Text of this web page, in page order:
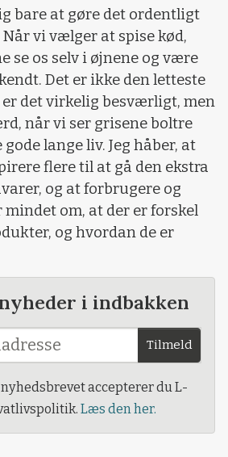
bare at gøre det ordentligt
vi vælger at spise kød,
se os selv i øjnene og være
Det er ikke den letteste
det virkelig besværligt, men
når vi ser grisene boltre
lange liv. Jeg håber, at
flere til at gå den ekstra
og at forbrugere og
mindet om, at der er forskel
og hvordan de er
i indbakken
Tilmeld
accepterer du L-
Læs den her.